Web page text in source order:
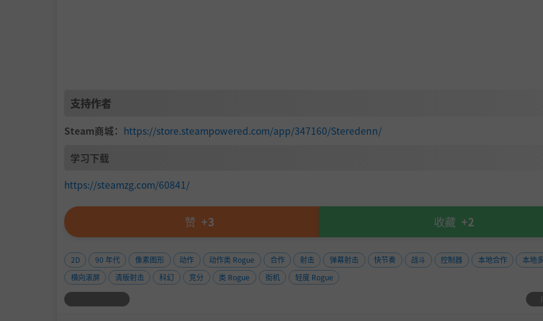
支持作者
Steam商城： https://store.steampowered.com/app/347160/Steredenn/
学习下载
https://steamzg.com/60841/
赞 +3 收藏 +2
2D 90 年代 像素图形 动作 动作类 Rogue 合作 射击 弹幕射击 快节奏 战斗 控制器 本地合作
本地
横向滚屏
清版射击 科幻 竞分 类 Rogue 街机 轻度 Rogue